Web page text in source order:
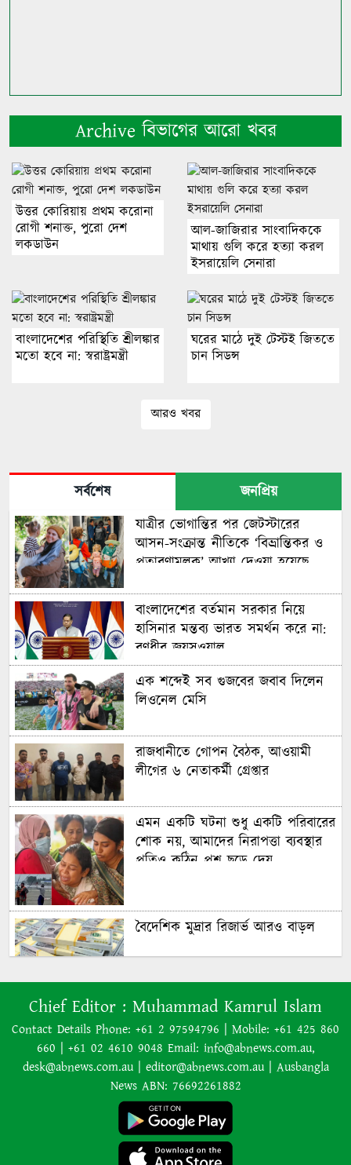
Archive বিভাগের আরো খবর
উত্তর কোরিয়ায় প্রথম করোনা
রোগী শনাক্ত, পুরো দেশ
লকডাউন
আল-জাজিরার সাংবাদিককে
মাথায় গুলি করে হত্যা করল
ইসরায়েলি সেনারা
বাংলাদেশের পরিস্থিতি শ্রীলঙ্কার
মতো হবে না: স্বরাষ্ট্রমন্ত্রী
ঘরের মাঠে দুই টেস্টই জিততে
চান সিডন্স
আরও খবর
সর্বশেষ
জনপ্রিয়
যাত্রীর ভোগান্তির পর জেটস্টারের
আসন-সংক্রান্ত নীতিকে ‘বিভ্রান্তিকর ও
প্রতারণামূলক’ আখ্যা দেওয়া হয়েছে
বাংলাদেশের বর্তমান সরকার নিয়ে
হাসিনার মন্তব্য ভারত সমর্থন করে না:
রণধীর জয়সওয়াল
এক শব্দেই সব গুজবের জবাব দিলেন
লিওনেল মেসি
রাজধানীতে গোপন বৈঠক, আওয়ামী
লীগের ৬ নেতাকর্মী গ্রেপ্তার
এমন একটি ঘটনা শুধু একটি পরিবারের
শোক নয়, আমাদের নিরাপত্তা ব্যবস্থার
প্রতিও কঠিন প্রশ্ন ছুড়ে দেয়
বৈদেশিক মুদ্রার রিজার্ভ আরও বাড়ল
৭০ বছর আগে যা ‍দিয়ে শুরু হয়েছিল
বাংলাদেশের চলচ্চিত্র ‘মুখ ও মুখোশ’
নিউজিল্যান্ডে ৫.৯ মাত্রার শক্তিশালী
ভূমিকম্প
ইরানের বিরুদ্ধে হামলা স্থগিত ট্রাম্পের,
নতুন করে শান্তি আলোচনা শুরু
Chief Editor : Muhammad Kamrul Islam
Contact Details Phone: +61 2 97594796 | Mobile: +61 425 860
660 | +61 02 4610 9048 Email: info@abnews.com.au,
desk@abnews.com.au | editor@abnews.com.au | Ausbangla
News ABN: 76692261882